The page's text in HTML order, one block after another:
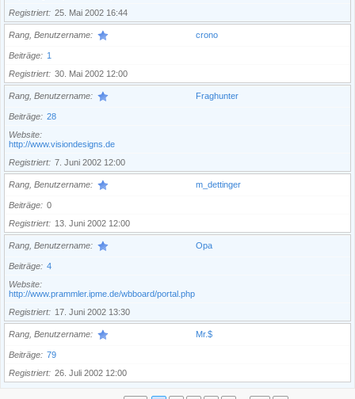
Registriert
25. Mai 2002 16:44
Rang, Benutzername crono
Beiträge
1
Registriert
30. Mai 2002 12:00
Rang, Benutzername Fraghunter
Beiträge
28
Website
http://www.visiondesigns.de
Registriert
7. Juni 2002 12:00
Rang, Benutzername m_dettinger
Beiträge
0
Registriert
13. Juni 2002 12:00
Rang, Benutzername Opa
Beiträge
4
Website
http://www.prammler.ipme.de/wbboard/portal.php
Registriert
17. Juni 2002 13:30
Rang, Benutzername Mr.$
Beiträge
79
Registriert
26. Juli 2002 12:00